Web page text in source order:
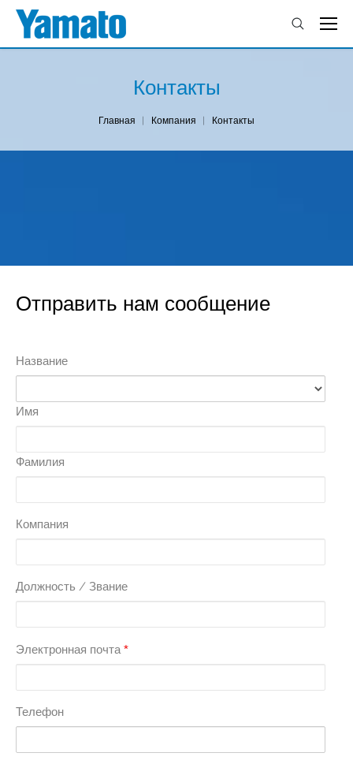
Контакты
Главная Компания Контакты
Отправить нам сообщение
Название
Имя
Фамилия
Компания
Должность / Звание
Электронная почта*
Телефон